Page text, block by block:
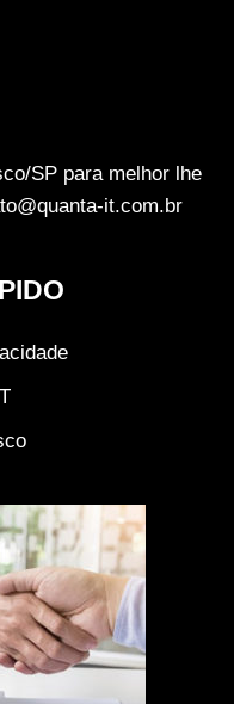
SP para melhor lhe
it.com.br